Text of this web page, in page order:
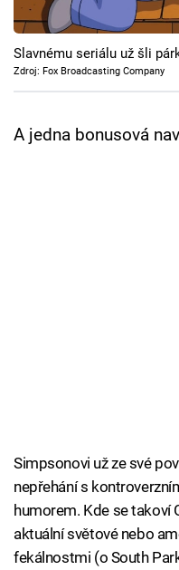
Cool Esport
Pořady
Slavnému seriálu už šli
Zdroj: Fox Broadcasting Company
A jedna bonusová
Simpsonovi už ze své
nepřehání s
humorem. Kde se takoví
aktuální světové nebo
fekálnostmi (o South